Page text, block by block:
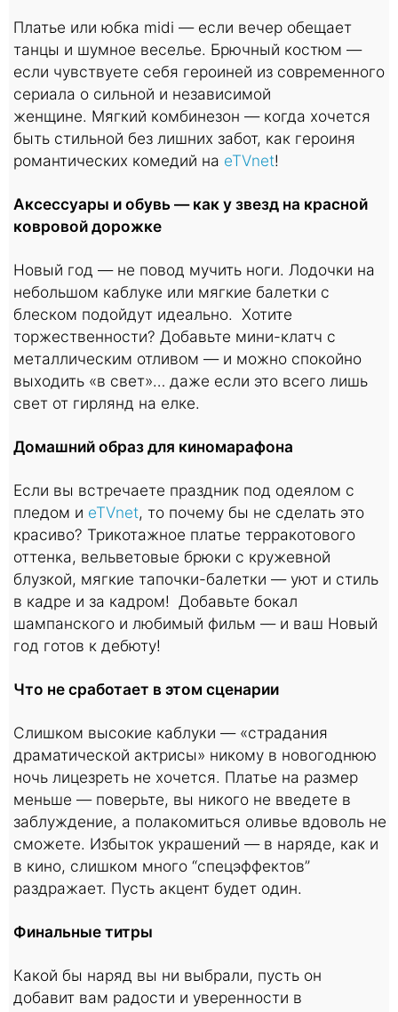
Платье или юбка midi — если вечер обещает
танцы и шумное веселье. Брючный костюм —
если чувствуете себя героиней из современного
сериала о сильной и независимой
женщине. Мягкий комбинезон — когда хочется
быть стильной без лишних забот, как героиня
романтических комедий на eTVnet!
Аксессуары и обувь — как у звезд на красной
ковровой дорожке
Новый год — не повод мучить ноги. Лодочки на
небольшом каблуке или мягкие балетки с
блеском подойдут идеально. Хотите
торжественности? Добавьте мини-клатч с
металлическим отливом — и можно спокойно
выходить «в свет»… даже если это всего лишь
свет от гирлянд на елке.
Домашний образ для киномарафона
Если вы встречаете праздник под одеялом с
пледом и eTVnet, то почему бы не сделать это
красиво? Трикотажное платье терракотового
оттенка, вельветовые брюки с кружевной
блузкой, мягкие тапочки-балетки — уют и стиль
в кадре и за кадром! Добавьте бокал
шампанского и любимый фильм — и ваш Новый
год готов к дебюту!
Что не сработает в этом сценарии
Слишком высокие каблуки — «страдания
драматической актрисы» никому в новогоднюю
ночь лицезреть не хочется. Платье на размер
меньше — поверьте, вы никого не введете в
заблуждение, а полакомиться оливье вдоволь не
сможете. Избыток украшений — в наряде, как и
в кино, слишком много “спецэффектов”
раздражает. Пусть акцент будет один.
Финальные титры
Какой бы наряд вы ни выбрали, пусть он
добавит вам радости и уверенности в